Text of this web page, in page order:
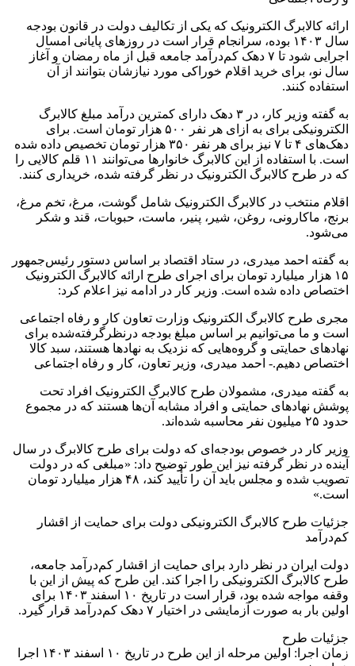
ارائه کالابرگ الکترونیک که یکی از تکالیف دولت در قانون بودجه
سال ۱۴۰۳ بوده، سرانجام قرار است در روزهای پایانی امسال
اجرایی شود تا ۷ دهک کم‌درآمد جامعه قبل از ماه رمضان و آغاز
سال نو، برای خرید اقلام خوراکی مورد نیازشان بتوانند از آن
استفاده کنند.
به گفته وزیر کار، در ۳ دهک دارای کمترین درآمد مبلغ کالابرگ
الکترونیکی برای به ازای هر نفر ۵۰۰ هزار تومان است. برای
دهک‌های ۴ تا ۷ نیز برای هر نفر ۳۵۰ هزار تومان تخصیص داده شده
است. با استفاده از این کالابرگ خانوارها می‌توانند ۱۱ قلم کالایی را
که در طرح کالابرگ الکترونیک در نظر گرفته شده، خریداری کنند.
اقلام منتخب در کالابرگ الکترونیک شامل گوشت،‌ مرغ،‌ تخم مرغ،
برنج،‌ ماکارونی،‌ روغن،‌ شیر، پنیر، ماست، حبوبات، قند و شکر
می‌شود.
به گفته احمد میدری، در ستاد اقتصاد بر اساس دستور رئیس‌جمهور
۱۵ هزار میلیارد تومان برای اجرای طرح ارائه کالابرگ الکترونیک
اختصاص داده شده است. وزیر کار در ادامه نیز اعلام کرد:
مجری طرح کالابرگ الکترونیک وزارت تعاون کار و رفاه اجتماعی
است و ما می‌توانیم بر اساس مبلغ بودجه درنظرگرفته‌شده برای
نهادهای حمایتی و گروه‌هایی که نزدیک به نهادها هستند، سبد کالا
اختصاص دهیم.- احمد میدری، وزیر تعاون، کار و رفاه اجتماعی
به گفته میدری، مشمولان طرح کالابرگ الکترونیک افراد تحت
پوشش نهادهای حمایتی و افراد مشابه آن‌ها هستند که در مجموع
حدود ۲۵ میلیون نفر محاسبه شده‌اند.
وزیر کار در خصوص بودجه‌ای که دولت برای طرح کالابرگ در سال
آینده در نظر گرفته نیز این طور توضیح داد: «مبلغی که در دولت
تصویب شده و مجلس باید آن را تأیید کند، ۴۸ هزار میلیارد تومان
است.»
جزئیات طرح کالابرگ الکترونیکی دولت برای حمایت از اقشار
کم‌درآمد
دولت ایران در نظر دارد برای حمایت از اقشار کم‌درآمد جامعه،
طرح کالابرگ الکترونیکی را اجرا کند. این طرح که پیش از این با
وقفه مواجه شده بود، قرار است در تاریخ ۱۰ اسفند ۱۴۰۳ برای
اولین بار به صورت آزمایشی در اختیار ۷ دهک کم‌درآمد قرار گیرد.
جزئیات طرح
زمان اجرا: اولین مرحله از این طرح در تاریخ ۱۰ اسفند ۱۴۰۳ اجرا